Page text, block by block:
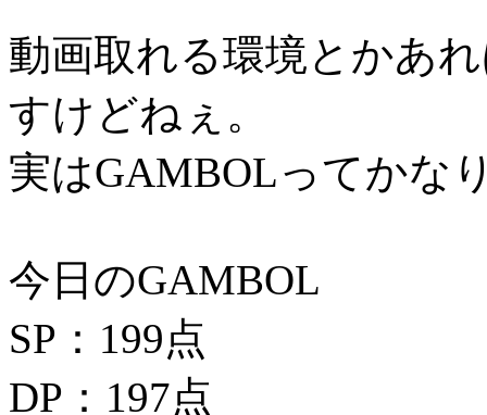
動画取れる環境とかあ
すけどねぇ。
実はGAMBOLってかな
今日のGAMBOL
SP：199点
DP：197点